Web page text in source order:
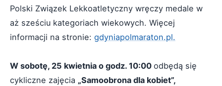
Polski Związek Lekkoatletyczny wręczy medale w
aż sześciu kategoriach wiekowych. Więcej
informacji na stronie: gdyniapolmaraton.pl.
W sobotę, 25 kwietnia o godz. 10:00 odbędą się
cykliczne zajęcia „Samoobrona dla kobiet”,